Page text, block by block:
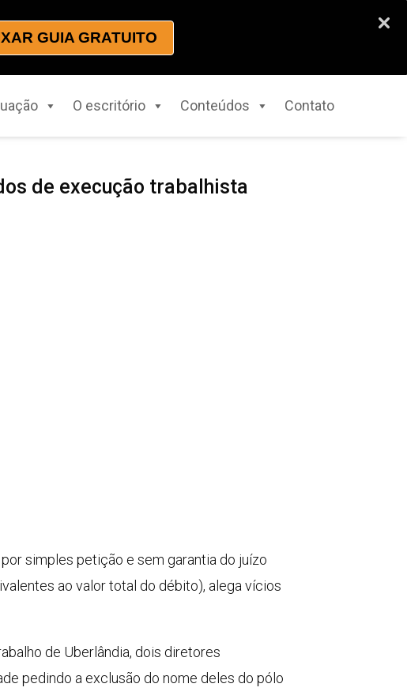
GUIA GRATUITO
O escritório Conteúdos Contato
de execução trabalhista
simples petição e sem garantia do juízo
ao valor total do débito), alega vícios
de Uberlândia, dois diretores
pedindo a exclusão do nome deles do pólo